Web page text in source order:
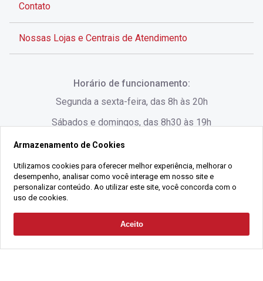
Solicitar Contato
Contato
Nossas Lojas e Centrais de Atendimento
Rua Lauro Linhares, 1080 - Trindade, Florianópolis -
SC
(48) 3220-1045
Alameda César Nascimento, 549, Salas 1, 2 e 3 -
Jurerê, - Florianópolis - SC
Horário de funcionamento:
Segunda a sexta-feira, das 8h às 20h
Sábados e domingos, das 8h30 às 19h
2021 Copyright - Gralha Imóveis CRECI 008060/O - Todos os direitos
CNPJ:18.091.083/0001-37
Armazenamento de Cookies
Utilizamos cookies para oferecer melhor experiência, melhorar o
desempenho, analisar como você interage em nosso site e
personalizar conteúdo. Ao utilizar este site, você concorda com o
uso de cookies.
Aceito